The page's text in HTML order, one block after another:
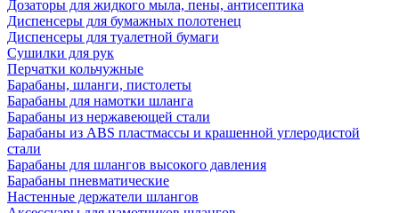
Дозаторы для жидкого мыла, пены, антисептика
Диспенсеры для бумажных полотенец
Диспенсеры для туалетной бумаги
Сушилки для рук
Перчатки кольчужные
Барабаны, шланги, пистолеты
Барабаны для намотки шланга
Барабаны из нержавеющей стали
Барабаны из ABS пластмассы и крашенной углеродистой
стали
Барабаны для шлангов высокого давления
Барабаны пневматические
Настенные держатели шлангов